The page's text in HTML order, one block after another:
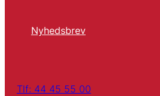
Nyhedsbrev
Tlf: 44 45 55 00